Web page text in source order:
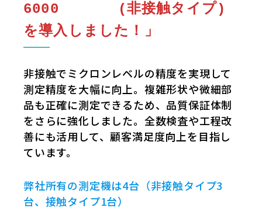
6000 (非接触タイプ)
を導入しました！」
非接触でミクロンレベルの精度を実現して
測定精度を大幅に向上。複雑形状や微細部
品も正確に測定できるため、品質保証体制
をさらに強化しました。全数検査や工程改
善にも活用して、顧客満足度向上を目指し
ています。
弊社所有の測定機は4台（非接触タイプ3
台、接触タイプ1台）